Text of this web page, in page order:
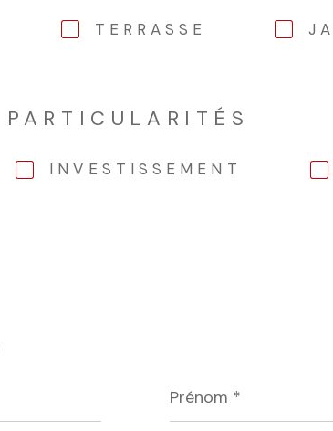
TERRASSE
PARTICULARITÉS
INVESTISSEMENT
*